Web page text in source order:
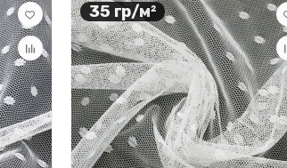
35 гр/м²